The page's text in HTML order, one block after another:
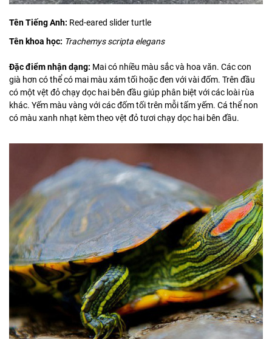
Tên Tiếng Anh: Red-eared slider turtle
Tên khoa học: Trachemys scripta elegans
Đặc điểm nhận dạng: Mai có nhiều màu sắc và hoa văn. Các con
già hơn có thể có mai màu xám tối hoặc đen với vài đốm. Trên đầu
có một vệt đỏ chạy dọc hai bên đầu giúp phân biệt với các loài rùa
khác. Yếm màu vàng với các đốm tối trên mỗi tấm yếm. Cá thể non
có màu xanh nhạt kèm theo vệt đỏ tươi chạy dọc hai bên đầu.